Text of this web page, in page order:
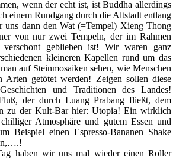
wenn der echt ist, ist Buddha allerdings
einem Rundgang durch die Altstadt entlang
uns dann den Wat (=Tempel) Xieng Thong
von nur zwei Tempeln, der im Rahmen
verschont geblieben ist! Wir waren ganz
kleineren Kapellen rund um das
auf Steinmosaiken sehen, wie Menschen
Arten getötet werden! Zeigen sollen diese
und Traditionen des Landes!
der durch Luang Prabang fließt, dem
zu der Kult-Bar hier: Utopia! Ein wirklich
Atmosphäre und gutem Essen und
Beispiel einen Espresso-Bananen Shake
haben wir uns mal wieder einen Roller